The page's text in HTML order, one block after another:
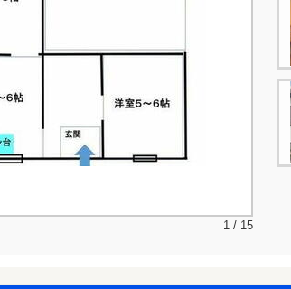
1 / 15